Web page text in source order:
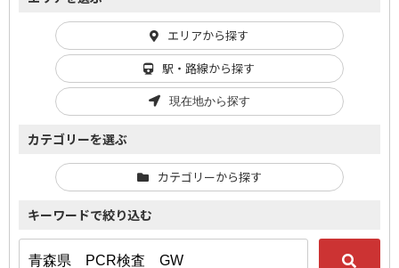
エリアから探す
駅・路線から探す
現在地から探す
カテゴリーを選ぶ
カテゴリーから探す
キーワードで絞り込む